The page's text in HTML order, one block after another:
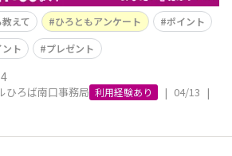
えて ひろともアンケート
ポイント
ト プレゼント
ひろば南口事務局 利用経験あり | 04/13 |